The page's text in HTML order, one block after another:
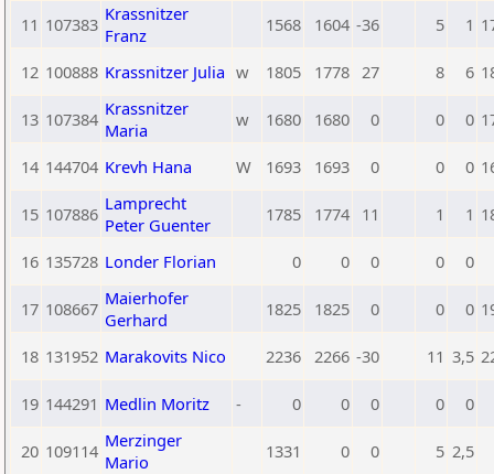
11 107383 Krassnitzer
Franz
1568 1604 -36 5 1
12 100888 Krassnitzer Julia w 1805 1778 27 8 6
13 107384 Krassnitzer
Maria
w 1680 1680 0 0 0
14 144704 Krevh Hana W 1693 1693 0 0 0
15 107886 Lamprecht
Peter Guenter
1785 1774 11 1 1
16 135728 Londer Florian 0 0 0 0 0
17 108667 Maierhofer
Gerhard
1825 1825 0 0 0
18 131952 Marakovits Nico 2236 2266 -30 11 3,5
19 144291 Medlin Moritz - 0 0 0 0 0
20 109114 Merzinger
Mario
1331 0 0 5 2,5